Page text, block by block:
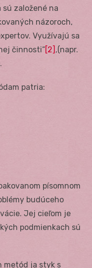
založené na
názoroch,
Využívajú sa
činnosti“[2] ,(napr.
patria:
písomnom
budúceho
Jej cieľom je
podmienkach sú
metód ja styk s